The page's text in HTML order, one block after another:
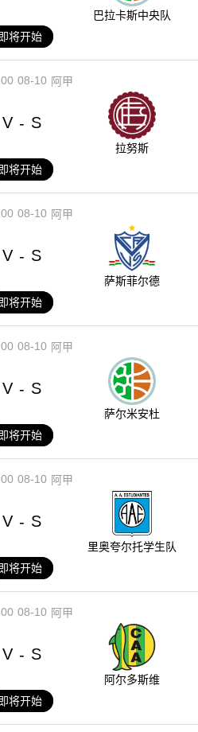
巴拉卡斯中央队
即将开始
08-10 阿甲
V - S
拉努斯
即将开始
08-10 阿甲
V - S
萨斯菲尔德
即将开始
08-10 阿甲
V - S
萨尔米安杜
即将开始
08-10 阿甲
V - S
里奥夸尔托学生队
即将开始
08-10 阿甲
V - S
阿尔多斯维
即将开始